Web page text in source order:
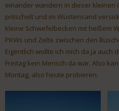
einander wandern in dieser kleinen
pritschelt und im Wüstensand
kleine Schwefelbecken mit heißem
PKWs und Zelte zwischen den
Eigentlich wollte ich mich da ja auch
Freitag kein Mensch da war. Also
Montag, also heute probieren.